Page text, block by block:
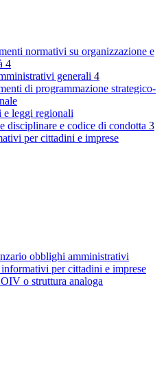
normativi su organizzazione e
4
generali 4
di programmazione strategico-
e leggi regionali
disciplinare e codice di condotta 3
per cittadini e imprese
obblighi amministrativi
per cittadini e imprese
o struttura analoga